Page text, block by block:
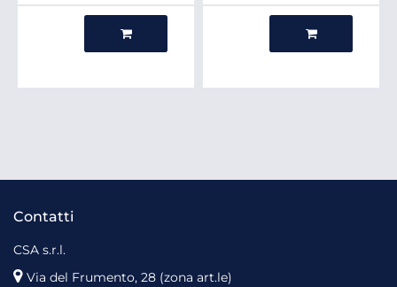
Contatti
CSA s.r.l.
Via del Frumento, 28 (zona art.le)